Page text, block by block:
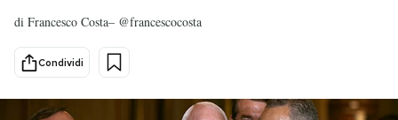
Economia
di Francesco Costa– @francescocosta
Condividi